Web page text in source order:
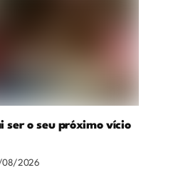
ser o seu próximo vício
2026